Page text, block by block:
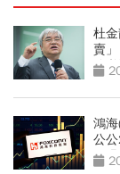
杜
賣
節
鴻
公
閉